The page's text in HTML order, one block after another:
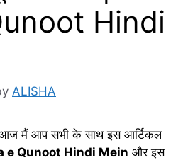
Hindi
ALISHA
मैं आप सभी के साथ इस आर्टिकल
e Qunoot Hindi Mein और इस